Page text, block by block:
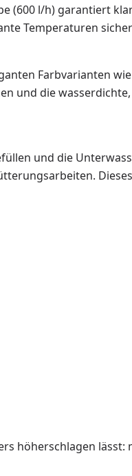
(600 l/h) garantiert
Temperaturen
Farbvarianten
und die
und die
höherschlagen